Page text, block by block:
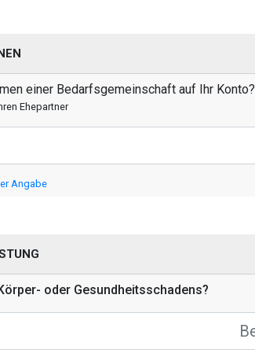
einer Bedarfsgemeinschaft auf Ihr Konto?
Ehepartner
Angabe
oder Gesundheitsschadens?